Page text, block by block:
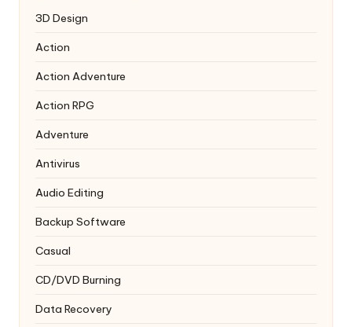
3D Design
Action
Action Adventure
Action RPG
Adventure
Antivirus
Audio Editing
Backup Software
Casual
CD/DVD Burning
Data Recovery